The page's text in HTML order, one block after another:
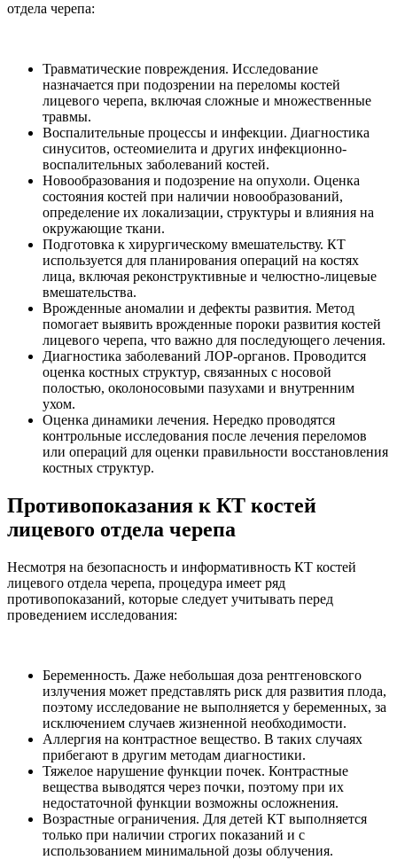
отдела черепа:
Травматические повреждения. Исследование
назначается при подозрении на переломы костей
лицевого черепа, включая сложные и множественные
травмы.
Воспалительные процессы и инфекции. Диагностика
синуситов, остеомиелита и других инфекционно-
воспалительных заболеваний костей.
Новообразования и подозрение на опухоли. Оценка
состояния костей при наличии новообразований,
определение их локализации, структуры и влияния на
окружающие ткани.
Подготовка к хирургическому вмешательству. КТ
используется для планирования операций на костях
лица, включая реконструктивные и челюстно-лицевые
вмешательства.
Врожденные аномалии и дефекты развития. Метод
помогает выявить врожденные пороки развития костей
лицевого черепа, что важно для последующего лечения.
Диагностика заболеваний ЛОР-органов. Проводится
оценка костных структур, связанных с носовой
полостью, околоносовыми пазухами и внутренним
ухом.
Оценка динамики лечения. Нередко проводятся
контрольные исследования после лечения переломов
или операций для оценки правильности восстановления
костных структур.
Противопоказания к КТ костей
лицевого отдела черепа
Несмотря на безопасность и информативность КТ костей
лицевого отдела черепа, процедура имеет ряд
противопоказаний, которые следует учитывать перед
проведением исследования:
Беременность. Даже небольшая доза рентгеновского
излучения может представлять риск для развития плода,
поэтому исследование не выполняется у беременных, за
исключением случаев жизненной необходимости.
Аллергия на контрастное вещество. В таких случаях
прибегают в другим методам диагностики.
Тяжелое нарушение функции почек. Контрастные
вещества выводятся через почки, поэтому при их
недостаточной функции возможны осложнения.
Возрастные ограничения. Для детей КТ выполняется
только при наличии строгих показаний и с
использованием минимальной дозы облучения.